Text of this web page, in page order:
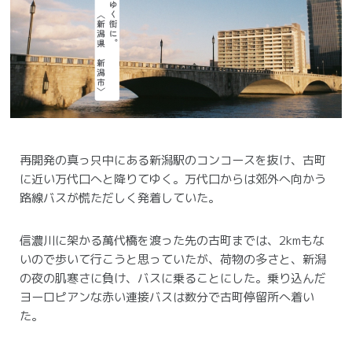
再開発の真っ只中にある新潟駅のコンコースを抜け、古町
に近い万代口へと降りてゆく。 万代口からは郊外へ向かう
路線バスが慌ただしく発着していた。
信濃川に架かる萬代橋を渡った先の古町までは、2kmもな
いので歩いて行こうと思っていたが、荷物の多さと、新潟
の夜の肌寒さに負け、バスに乗ることにした。乗り込んだ
ヨーロピアンな赤い連接バスは数分で古町停留所へ着い
た。